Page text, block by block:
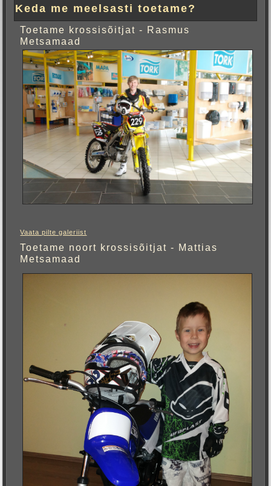
Keda me meelsasti toetame?
Toetame krossisõitjat - Rasmus
Metsamaad
Vaata pilte galeriist
Toetame noort krossisõitjat - Mattias
Metsamaad